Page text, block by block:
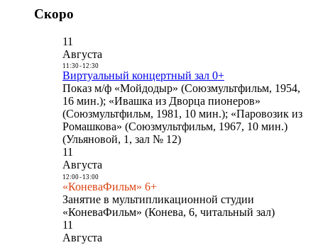
Скоро
11
Августа
11:30- 12:30
Виртуальный концертный зал 0+
Показ м/ф «Мойдодыр» (Союзмультфильм, 1954,
16 мин.); «Ивашка из Дворца пионеров»
(Союзмультфильм, 1981, 10 мин.); «Паровозик из
Ромашкова» (Союзмультфильм, 1967, 10 мин.)
(Ульяновой, 1, зал № 12)
11
Августа
12:00- 13:00
«КоневаФильм» 6+
Занятие в мультипликационной студии
«КоневаФильм» (Конева, 6, читальный зал)
11
Августа